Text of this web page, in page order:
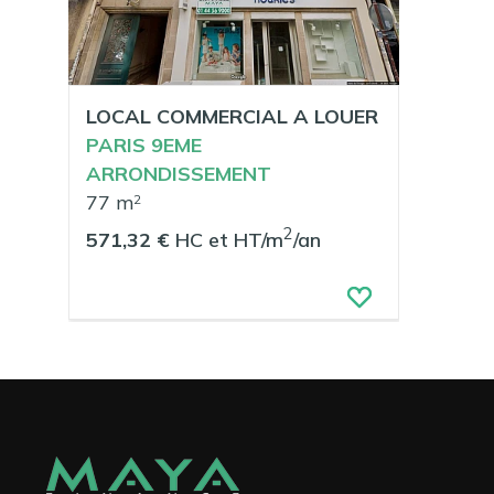
LOCAL COMMERCIAL A LOUER
PARIS 9EME
ARRONDISSEMENT
77 m2
571,32 € HC et HT/m2/an